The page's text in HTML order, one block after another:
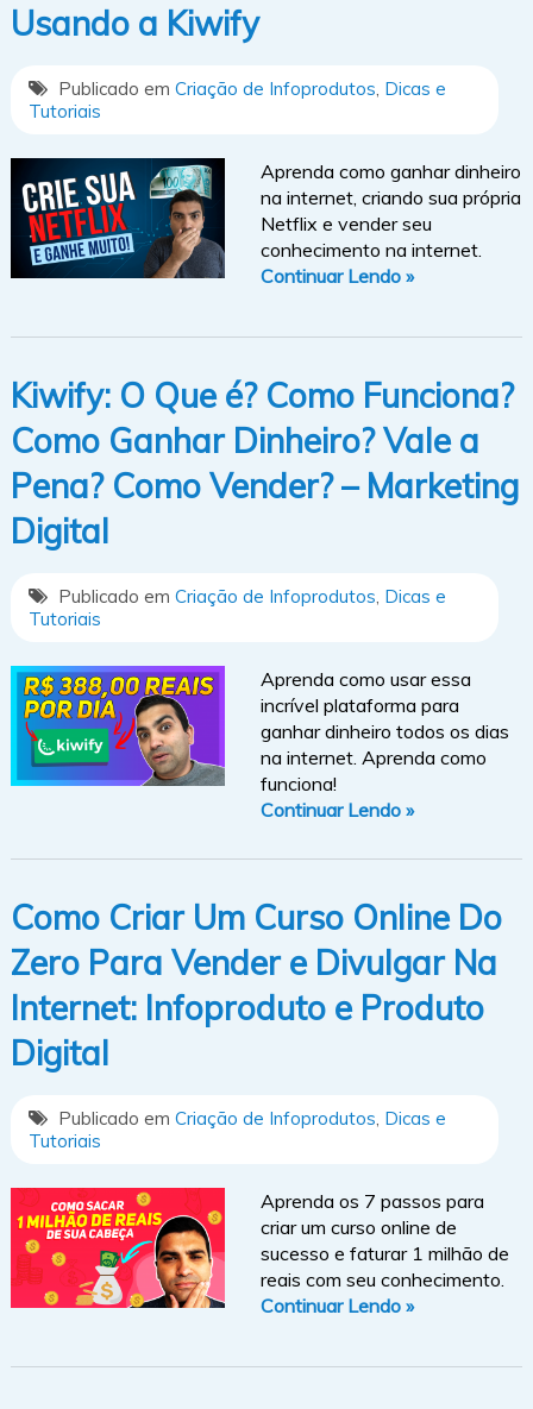
Usando a Kiwify
Publicado em Criação de Infoprodutos Dicas e
Tutoriais
Aprenda como ganhar dinheiro
na internet, criando sua própria
Netflix e vender seu
conhecimento na internet.
Continuar Lendo »
Kiwify: O Que é? Como Funciona?
Como Ganhar Dinheiro? Vale a
Pena? Como Vender? – Marketing
Digital
Publicado em Criação de Infoprodutos Dicas e
Tutoriais
Aprenda como usar essa
incrível plataforma para
ganhar dinheiro todos os dias
na internet. Aprenda como
funciona!
Continuar Lendo »
Como Criar Um Curso Online Do
Zero Para Vender e Divulgar Na
Internet: Infoproduto e Produto
Digital
Publicado em Criação de Infoprodutos Dicas e
Tutoriais
Aprenda os 7 passos para
criar um curso online de
sucesso e faturar 1 milhão de
reais com seu conhecimento.
Continuar Lendo »